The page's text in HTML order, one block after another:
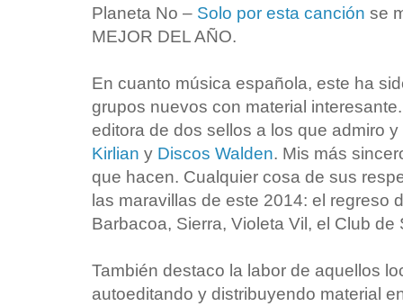
Planeta No – Solo por esta canción se
MEJOR DEL AÑO.
En cuanto música española, este ha
grupos nuevos con material
editora de dos sellos a los que admiro
Kirlian y Discos Walden. Mis más
que hacen. Cualquier cosa de sus
las maravillas de este 2014: el regreso
Barbacoa, Sierra, Violeta Vil, el Club
También destaco la labor de aquellos
autoeditando y distribuyendo material